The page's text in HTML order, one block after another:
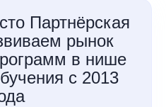
Партнёрская
рынок
в нише
с 2013